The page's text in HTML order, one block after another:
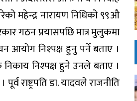
महेन्द्र नारायण निधिको ९९औ
गठन प्रयासपछि मात्र मुलुकमा
आयोग निश्पक्ष हुनु पर्ने बताए ।
निकाय निश्पक्ष हुने उनले बताए ।
राष्ट्रपति डा. यादवले राजनीति